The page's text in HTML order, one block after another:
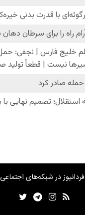
فردانیوز در شبکه‌های اجتماعی